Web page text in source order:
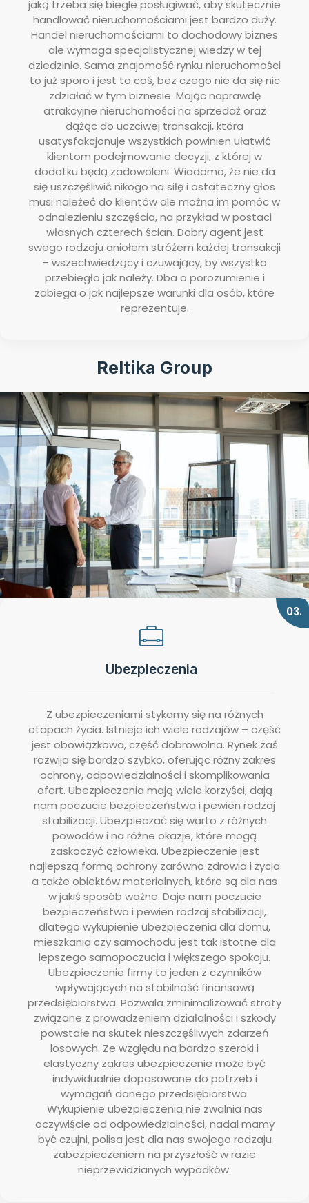
jaką trzeba się biegle posługiwać, aby skutecznie
handlować nieruchomościami jest bardzo duży.
Handel nieruchomościami to dochodowy biznes
ale wymaga specjalistycznej wiedzy w tej
dziedzinie. Sama znajomość rynku nieruchomości
to już sporo i jest to coś, bez czego nie da się nic
zdziałać w tym biznesie. Mając naprawdę
atrakcyjne nieruchomości na sprzedaż oraz
dążąc do uczciwej transakcji, która
usatysfakcjonuje wszystkich powinien ułatwić
klientom podejmowanie decyzji, z której w
dodatku będą zadowoleni. Wiadomo, że nie da
się uszczęśliwić nikogo na siłę i ostateczny głos
musi należeć do klientów ale można im pomóc w
odnalezieniu szczęścia, na przykład w postaci
własnych czterech ścian. Dobry agent jest
swego rodzaju aniołem stróżem każdej transakcji
– wszechwiedzący i czuwający, by wszystko
przebiegło jak należy. Dba o porozumienie i
zabiega o jak najlepsze warunki dla osób, które
reprezentuje.
Reltika Group
03.
Ubezpieczenia
Z ubezpieczeniami stykamy się na różnych
etapach życia. Istnieje ich wiele rodzajów – część
jest obowiązkowa, część dobrowolna. Rynek zaś
rozwija się bardzo szybko, oferując różny zakres
ochrony, odpowiedzialności i skomplikowania
ofert. Ubezpieczenia mają wiele korzyści, dają
nam poczucie bezpieczeństwa i pewien rodzaj
stabilizacji. Ubezpieczać się warto z różnych
powodów i na różne okazje, które mogą
zaskoczyć człowieka. Ubezpieczenie jest
najlepszą formą ochrony zarówno zdrowia i życia
a także obiektów materialnych, które są dla nas
w jakiś sposób ważne. Daje nam poczucie
bezpieczeństwa i pewien rodzaj stabilizacji,
dlatego wykupienie ubezpieczenia dla domu,
mieszkania czy samochodu jest tak istotne dla
lepszego samopoczucia i większego spokoju.
Ubezpieczenie firmy to jeden z czynników
wpływających na stabilność finansową
przedsiębiorstwa. Pozwala zminimalizować straty
związane z prowadzeniem działalności i szkody
powstałe na skutek nieszczęśliwych zdarzeń
losowych. Ze względu na bardzo szeroki i
elastyczny zakres ubezpieczenie może być
indywidualnie dopasowane do potrzeb i
wymagań danego przedsiębiorstwa.
Wykupienie ubezpieczenia nie zwalnia nas
oczywiście od odpowiedzialności, nadal mamy
być czujni, polisa jest dla nas swojego rodzaju
zabezpieczeniem na przyszłość w razie
nieprzewidzianych wypadków.